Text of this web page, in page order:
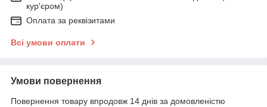
кур'єром)
Оплата за реквізитами
Всі умови оплати
Умови повернення
Повернення товару впродовж 14 днів за домовленістю